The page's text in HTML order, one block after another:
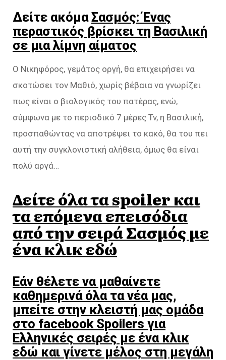
Δείτε ακόμαΣασμός: Ένας
περαστικός βρίσκει τη Βασιλική
σε μια λίμνη αίματος
Ο Νικηφόρος, γεμάτος οργή, θα επιχειρήσει να
σκοτώσει τον Μαθιό, χωρίς βέβαια να γνωρίζει
πως είναι ο βιολογικός του πατέρας, ενώ,
σύμφωνα με το περιοδικό 7 μέρες Tv, η Βασιλική,
προσπαθώντας να αποτρέψει το κακό, θα του πει
αυτή την συγκλονιστική αλήθεια, όμως θα είναι
πολύ αργά…
Δείτε όλα τα spoiler και
τα επόμενα επεισόδια
από την σειρά Σασμός με
ένα κλικ εδώ
Εάν θέλετε να μαθαίνετε
καθημερινά όλα τα νέα μας,
μπείτε στην κλειστή μας ομάδα
στο facebook Spoilers για
Ελληνικές σειρές με ένα κλικ
εδώ και γίνετε μέλος στη μεγάλη